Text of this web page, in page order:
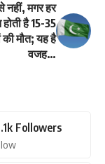
मगर हर
होती है 15-35
की मौत; यह है
वजह…
Followers